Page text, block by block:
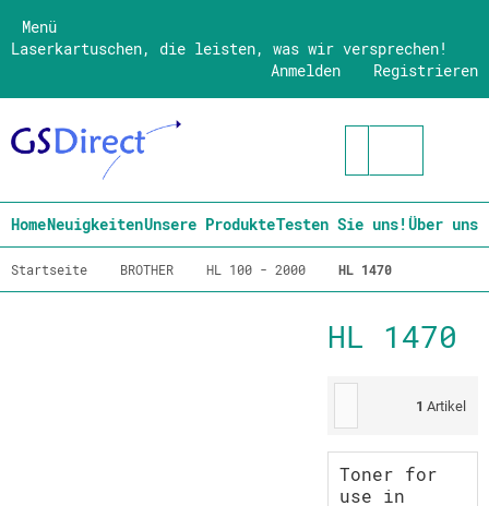
Menü
Laserkartuschen, die leisten, was wir versprechen!
Registrieren
Anmelden
HomeNeuigkeitenUnsere ProdukteTesten Sie uns!Über uns
Startseite BROTHER HL 100 - 2000 HL 1470
HL 1470
1 Artikel
Toner for
use in